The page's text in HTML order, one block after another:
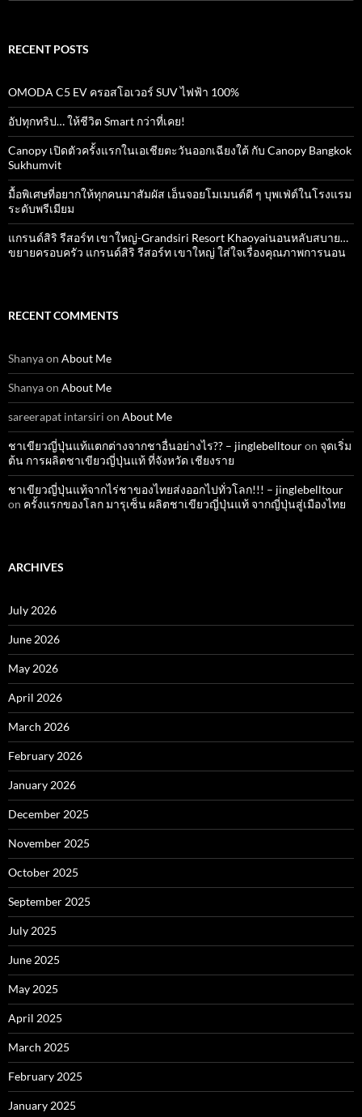
RECENT POSTS
OMODA C5 EV ครอสโอเวอร์ SUV ไฟฟ้า 100%
อัปทุกทริป… ให้ชีวิต Smart กว่าที่เคย!
Canopy เปิดตัวครั้งแรกในเอเชียตะวันออกเฉียงใต้ กับ Canopy Bangkok
Sukhumvit
มื้อพิเศษที่อยากให้ทุกคนมาสัมผัส เอ็นจอยโมเมนต์ดี ๆ บุพเฟ่ต์ในโรงแรม
ระดับพรีเมียม
แกรนด์สิริ​ รีสอร์ท​ เขาใหญ่​-Grandsiri​ Resort​ Khaoyaiนอนหลับสบาย…
ขยายครอบครัว แกรนด์สิริ รีสอร์ท เขาใหญ่ ใส่ใจเรื่องคุณภาพการนอน
RECENT COMMENTS
Shanyaon About Me
Shanyaon About Me
sareerapat intarsiri on About Me
ชาเขียวญี่ปุ่นแท้แตกต่างจากชาอื่นอย่างไร?? – jinglebelltouron จุดเริ่ม
ต้น การผลิตชาเขียวญี่ปุ่นแท้ ที่จังหวัด เชียงราย
ชาเขียวญี่ปุ่นแท้จากไร่ชาของไทยส่งออกไปทั่วโลก!!! – jinglebelltour
on ครั้งแรกของโลก มารุเซ็น ผลิตชาเขียวญี่ปุ่นแท้ จากญี่ปุ่นสู่เมืองไทย
ARCHIVES
July 2026
June 2026
May 2026
April 2026
March 2026
February 2026
January 2026
December 2025
November 2025
October 2025
September 2025
July 2025
June 2025
May 2025
April 2025
March 2025
February 2025
January 2025